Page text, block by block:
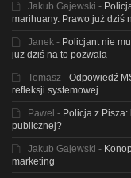
Jakub Gajewski -
marihuany. Prawo już dziś
Janek - Policjant nie
już dziś na to pozwala
Tomasz - Odpowiedź
refleksji systemowej
Pawel - Policja z
publicznej?
Jakub Gajewski -
marketing